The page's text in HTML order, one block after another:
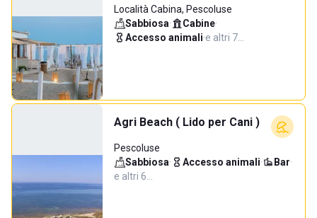
Località Cabina, Pescoluse
Sabbiosa· Cabine·
Accesso animali·e altri 7…
Agri Beach ( Lido per Cani )
Pescoluse
Sabbiosa· Accesso animali· Bar·
e altri 6…